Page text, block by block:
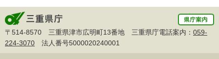
〒514-8570 三重県津市広明町13番地 三重県庁電話案内： 059-
224-3070 法人番号5000020240001